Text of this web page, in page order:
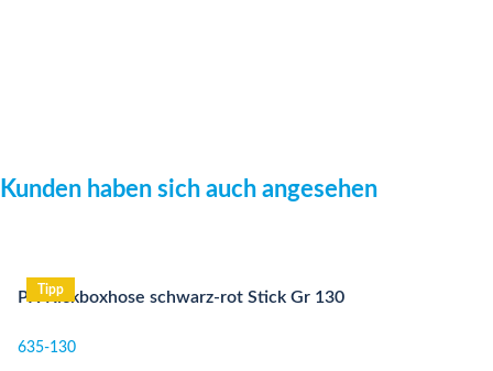
Produktgalerie überspringen
Kunden haben sich auch angesehen
Tipp
PX Kickboxhose schwarz-rot Stick Gr 130
635-130